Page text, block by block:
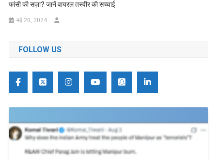
फांसी की सज़ा? जानें वायरल तस्वीर की सच्चाई
मई 20, 2024
FOLLOW US